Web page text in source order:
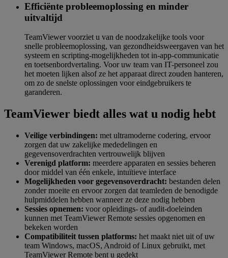
Efficiënte probleemoplossing en minder
uitvaltijd
TeamViewer voorziet u van de noodzakelijke tools voor
snelle probleemoplossing, van gezondheidsweergaven van het
systeem en scripting-mogelijkheden tot in-app-communicatie
en toetsenbordvertaling. Voor uw team van IT-personeel zou
het moeten lijken alsof ze het apparaat direct zouden hanteren,
om zo de snelste oplossingen voor eindgebruikers te
garanderen.
TeamViewer biedt alles wat u nodig hebt
Veilige verbindingen: met ultramoderne codering, ervoor
zorgen dat uw zakelijke mededelingen en
gegevensoverdrachten vertrouwelijk blijven
Verenigd platform: meerdere apparaten en sessies beheren
door middel van één enkele, intuïtieve interface
Mogelijkheden voor gegevensoverdracht: bestanden delen
zonder moeite en ervoor zorgen dat teamleden de benodigde
hulpmiddelen hebben wanneer ze deze nodig hebben
Sessies opnemen: voor opleidings- of audit-doeleinden
kunnen met TeamViewer Remote sessies opgenomen en
bekeken worden
Compatibiliteit tussen platforms: het maakt niet uit of uw
team Windows, macOS, Android of Linux gebruikt, met
TeamViewer Remote bent u gedekt